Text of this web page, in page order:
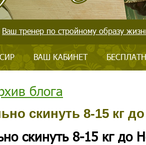
Ваш тренер по стройному образу
ВАШ КАБИНЕТ
блога
скинуть 8-15 кг
скинуть 8-15 кг до